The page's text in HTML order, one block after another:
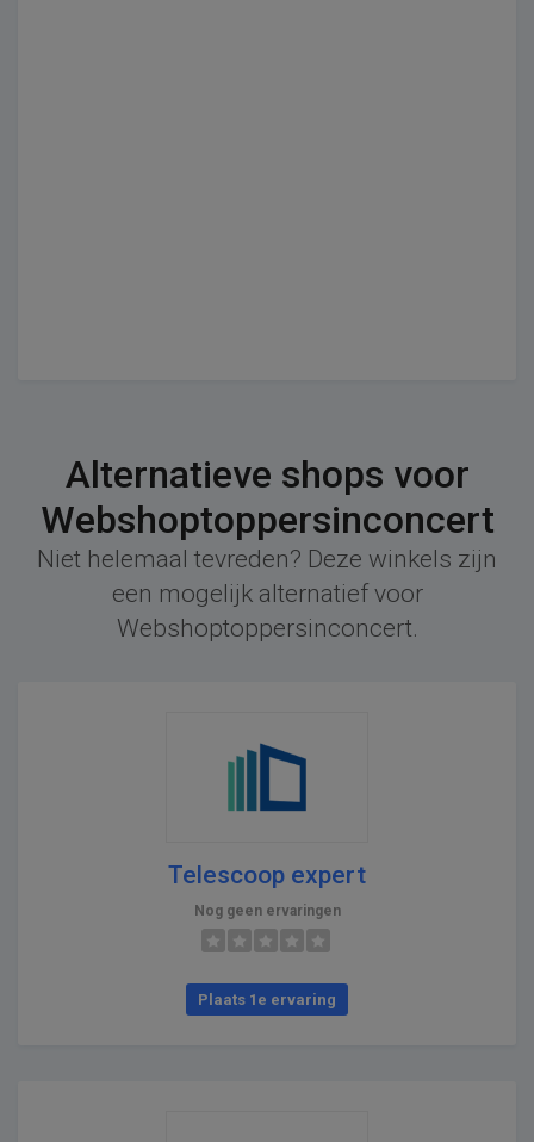
Alternatieve shops voor
Webshoptoppersinconcert
Niet helemaal tevreden? Deze winkels zijn
een mogelijk alternatief voor
Webshoptoppersinconcert.
Telescoop expert
Nog geen ervaringen
Plaats 1e ervaring